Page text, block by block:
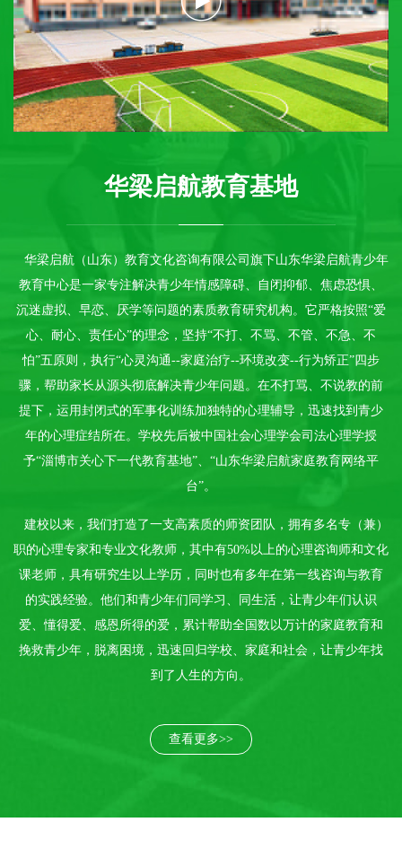
ABOUT
华梁启航教育基地
华梁启航（山东）教育文化咨询有限公司旗下山东华梁启航青少年
教育中心是一家专注解决青少年情感障碍、自闭抑郁、焦虑恐惧、
沉迷虚拟、早恋、厌学等问题的素质教育研究机构。它严格按照“爱
心、耐心、责任心”的理念，坚持“不打、不骂、不管、不急、不
怕”五原则，执行“心灵沟通--家庭治疗--环境改变--行为矫正”四步
骤，帮助家长从源头彻底解决青少年问题。在不打骂、不说教的前
提下，运用封闭式的军事化训练加独特的心理辅导，迅速找到青少
年的心理症结所在。学校先后被中国社会心理学会司法心理学授
予“淄博市关心下一代教育基地”、“山东华梁启航家庭教育网络平
台”。
建校以来，我们打造了一支高素质的师资团队，拥有多名专（兼）
职的心理专家和专业文化教师，其中有50%以上的心理咨询师和文化
课老师，具有研究生以上学历，同时也有多年在第一线咨询与教育
的实践经验。他们和青少年们同学习、同生活，让青少年们认识
爱、懂得爱、感恩所得的爱，累计帮助全国数以万计的家庭教育和
挽救青少年，脱离困境，迅速回归学校、家庭和社会，让青少年找
到了人生的方向。
查看更多>>